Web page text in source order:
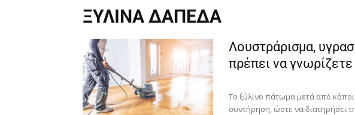
ΞΎΛΙΝΑ ΔΆΠΕΔΑ
Λουστράρισμα,
πρέπει να γνωρίζετε
Το ξύλινο πάτωμα μετά από
συντήρηση, ώστε να διατηρήσει